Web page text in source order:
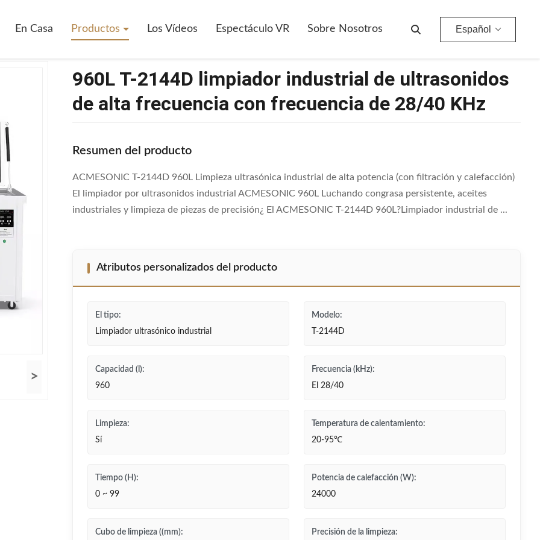
En Casa Productos Los Vídeos Espectáculo VR Sobre Nosotros Español
>
960L T-2144D limpiador industrial de ultrasonidos
de alta frecuencia con frecuencia de 28/40 KHz
Resumen del producto
ACMESONIC T-2144D 960L Limpieza ultrasónica industrial de alta potencia (con filtración y calefacción)
El limpiador por ultrasonidos industrial ACMESONIC 960L Luchando congrasa persistente, aceites
industriales y limpieza de piezas de precisión¿ El ACMESONIC T-2144D 960L?Limpiador industrial de ...
Atributos personalizados del producto
El tipo:
Limpiador ultrasónico industrial
Modelo:
T-2144D
Capacidad (l):
960
Frecuencia (kHz):
El 28/40
Limpieza:
Sí
Temperatura de calentamiento:
20-95℃
Tiempo (H):
0 ~ 99
Potencia de calefacción (W):
24000
Cubo de limpieza ((mm): Precisión de la limpieza: